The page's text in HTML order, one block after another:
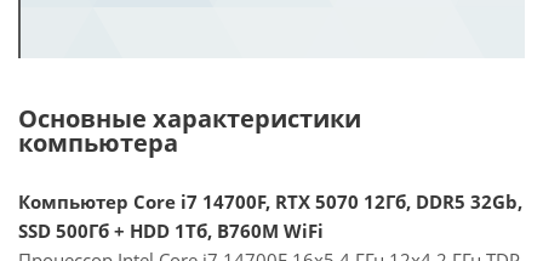
Основные характеристики
компьютера
Компьютер Core i7 14700F, RTX 5070 12Гб, DDR5 32Gb,
SSD 500Гб + HDD 1Тб, B760M WiFi